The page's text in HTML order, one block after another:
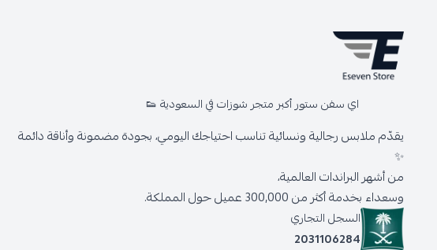
اي سفن ستور أكبر متجر شوزات في السعودية 👟
يقدّم ملابس رجالية ونسائية تناسب احتياجك اليومي، بجودة مضمونة وأناقة دائمة
✨
من أشهر البراندات العالمية،
وسعداء بخدمة أكثر من 300,000 عميل حول المملكة.
السجل التجاري
2031106284